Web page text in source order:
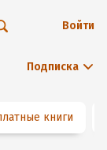
Подписка
Войти
книги